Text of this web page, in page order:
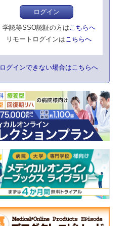
ログイン
学認等SSO認証の方はこちらへ
リモートログインはこちらへ
ログインできない場合はこちらへ